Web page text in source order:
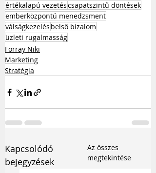
értékalapú vezetéscsapatszintű döntések
emberközpontú menedzsment
válságkezelés belső bizalom
üzleti rugalmasság
Forray Niki
Marketing
Stratégia
Kapcsolódó
bejegyzések
Az összes
megtekintése